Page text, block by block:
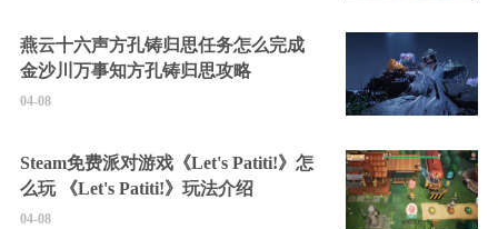
燕云十六声方孔铸归思任务怎么完成
金沙川万事知方孔铸归思攻略
04-08
Steam免费派对游戏《Let's Patiti!》怎
么玩 《Let's Patiti!》玩法介绍
04-08